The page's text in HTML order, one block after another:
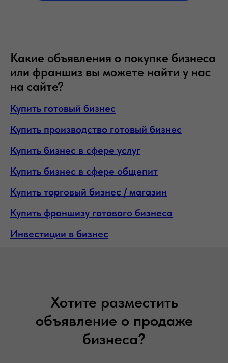
Какие объявления о покупке бизнеса
или франшиз вы можете найти у нас
на сайте?
Купить готовый бизнес
Купить производство готовый бизнес
Купить бизнес в сфере услуг
Купить бизнес в сфере общепит
Купить торговый бизнес / магазин
Купить франшизу готового бизнеса
Инвестиции в бизнес
Хотите разместить
объявление о продаже
бизнеса?